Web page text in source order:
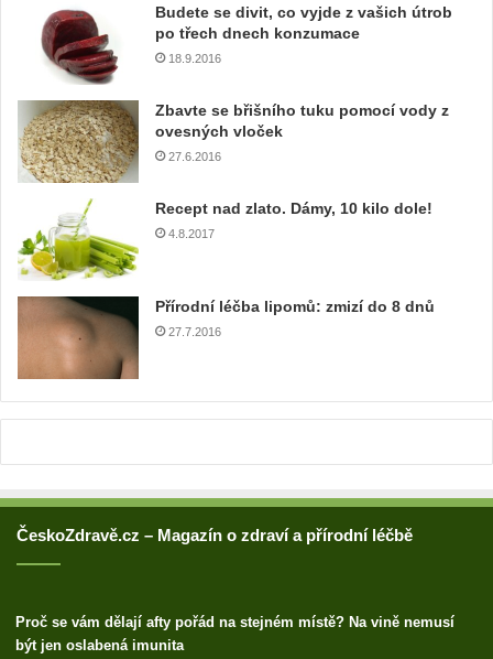
l
o
v
o
d
r
Budete se divit, co vyjde z vašich útrob
po třech dnech konzumace
18.9.2016
Zbavte se břišního tuku pomocí vody z
ovesných vloček
27.6.2016
Recept nad zlato. Dámy, 10 kilo dole!
4.8.2017
Přírodní léčba lipomů: zmizí do 8 dnů
27.7.2016
ČeskoZdravě.cz – Magazín o zdraví a přírodní léčbě
Proč se vám dělají afty pořád na stejném místě? Na vině nemusí
být jen oslabená imunita